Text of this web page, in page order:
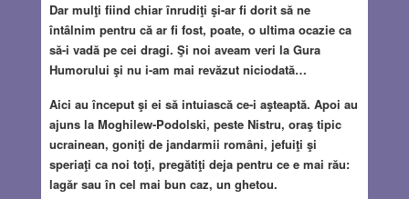
Dar mulţi fiind chiar înrudiţi şi-ar fi dorit să ne
întâlnim pentru că ar fi fost, poate, o ultima ocazie ca
să-i vadă pe cei dragi. Şi noi aveam veri la Gura
Humorului şi nu i-am mai revăzut niciodată…
Aici au început şi ei să intuiască ce-i aşteaptă. Apoi au
ajuns la Moghilew-Podolski, peste Nistru, oraş tipic
ucrainean, goniţi de jandarmii români, jefuiţi şi
speriaţi ca noi toţi, pregătiţi deja pentru ce e mai rău:
lagăr sau în cel mai bun caz, un ghetou.